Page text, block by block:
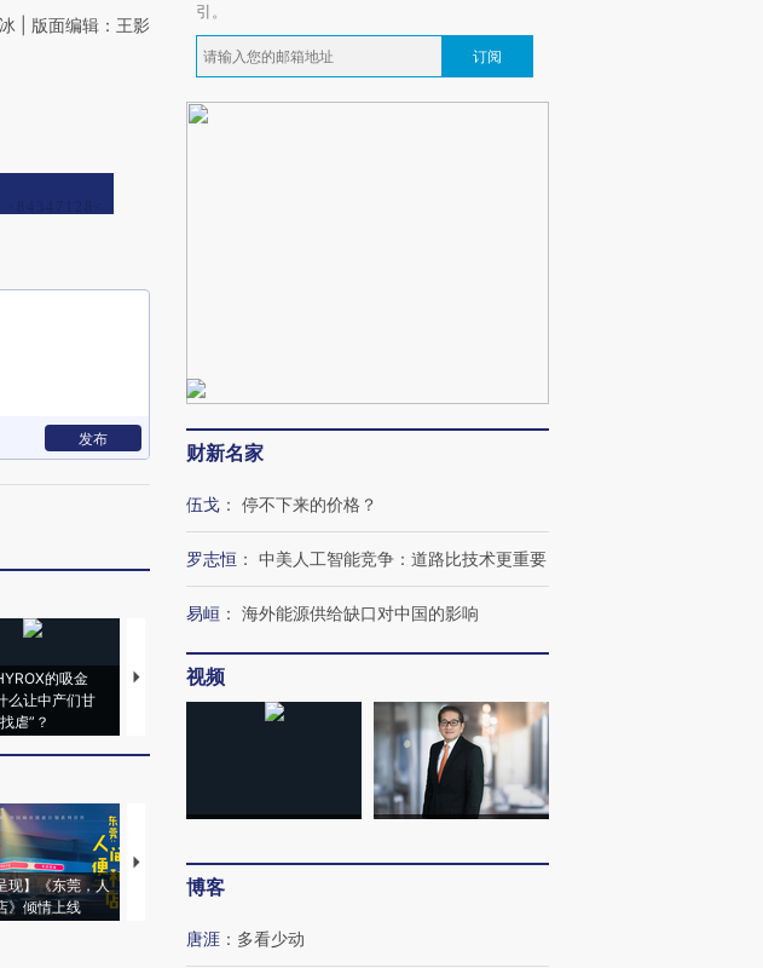
| 版面编辑：王影
发布
的吸金
么让中产们甘
虐”？
马航飞行员跨国走私7万
粒摇头丸 尿检体内含3种
度Z世代 用街头抗争将教
育部长拱下台
机”？难民潮撕裂西班牙
飞地休达
现】《东莞，人
》倾情上线
【推广】走进第四届链博
会，让数智科技“链”接产
【商旅对话】华住集团
引。
订阅
财新名家
伍戈 ： 停不下来的价格？
罗志恒 ： 中美人工智能竞争：道路比技术更重要
易峘 ： 海外能源供给缺口对中国的影响
视频
博客
唐涯 ： 多看少动